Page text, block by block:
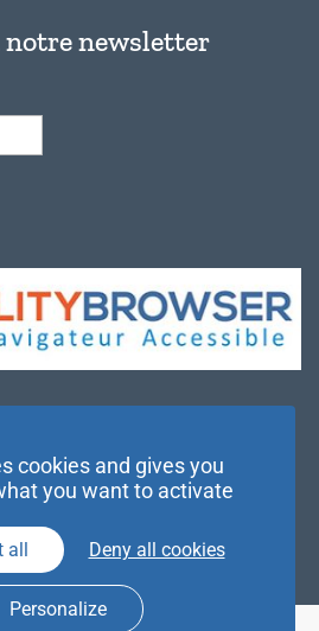
notre newsletter
cookies and gives you
you want to activate
all Deny all cookies
Personalize